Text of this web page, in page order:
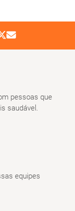
pessoas que
saudável.
equipes